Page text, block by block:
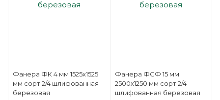
Фанера ФК 4 мм 1525х1525
мм сорт 2/4 шлифованная
березовая
Фанера ФСФ 15 мм
2500х1250 мм сорт 2/4
шлифованная березовая